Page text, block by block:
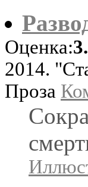
Оценка:
2014.
Проза